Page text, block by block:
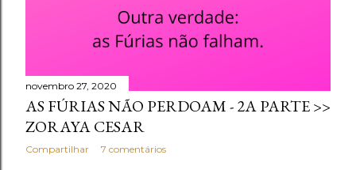
novembro 27, 2020
AS FÚRIAS NÃO PERDOAM - 2A PARTE >>
ZORAYA CESAR
Compartilhar 7 comentários